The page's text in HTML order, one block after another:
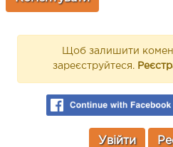
Щоб залишити
зареєструйтеся.
Увійти